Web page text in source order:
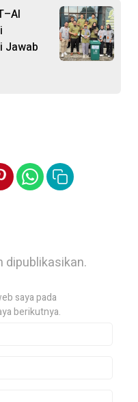
Jawab
dipublikasikan.
saya pada
berikutnya.